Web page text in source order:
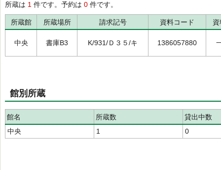
所蔵は 1 件です。予約は 0 件です。
所蔵館 所蔵場所 請求記号 資料コード
中央 書庫B3 K/931/Ｄ３５/キ 1386057880
館別所蔵
館名 所蔵数
貸出中数
中央
1 0